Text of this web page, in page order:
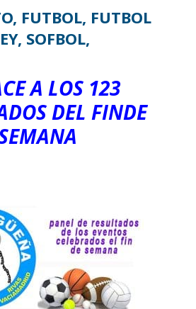
FUTBOL, FUTBOL
SOFBOL,
A LOS 123
DEL FINDE